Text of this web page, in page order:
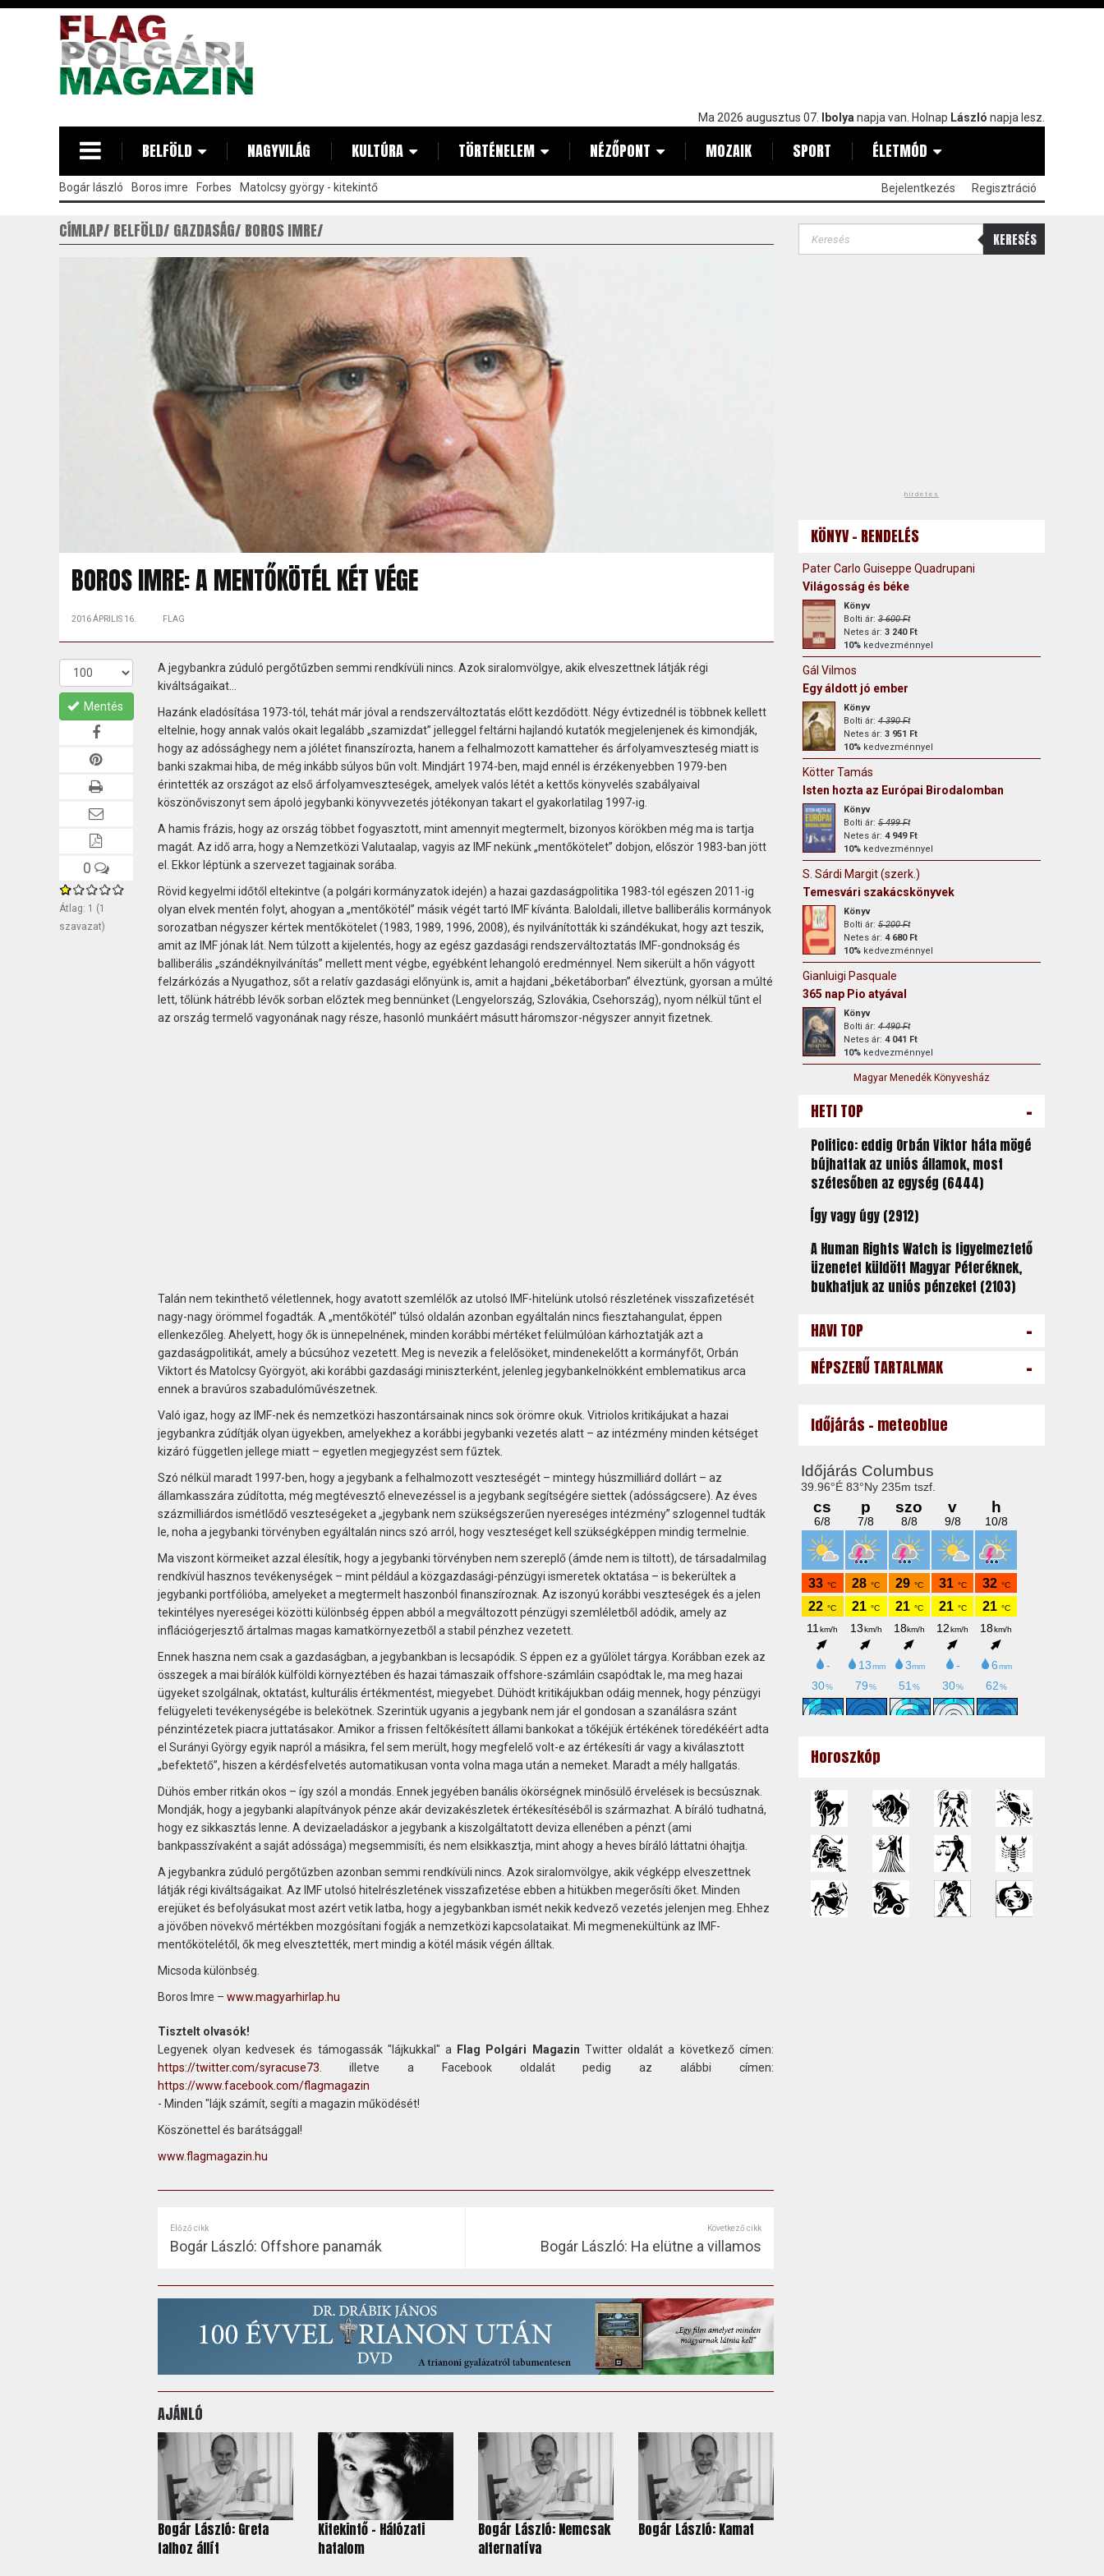
Ma 2026 augusztus 07. Ibolya napja van. Holnap László napja lesz.
BELFÖLD NAGYVILÁG KULTÚRA TÖRTÉNELEM NÉZŐPONT MOZAIK SPORT ÉLETMÓD
Bogár lászló Boros imre Forbes Matolcsy györgy - kitekintő Bejelentkezés Regisztráció
CÍMLAP BELFÖLD GAZDASÁG BOROS IMRE
BOROS IMRE: A MENTŐKÖTÉL KÉT VÉGE
2016 ÁPRILIS 16. FLAG
Mentés
0
Átlag: 1 (1
szavazat)
A jegybankra zúduló pergőtűzben semmi rendkívüli nincs. Azok siralomvölgye, akik elveszettnek látják régi
kiváltságaikat...
Hazánk eladósítása 1973-tól, tehát már jóval a rendszerváltoztatás előtt kezdődött. Négy évtizednél is többnek kellett
eltelnie, hogy annak valós okait legalább „szamizdat” jelleggel feltárni hajlandó kutatók megjelenjenek és kimondják,
hogy az adóssághegy nem a jólétet finanszírozta, hanem a felhalmozott kamatteher és árfolyamveszteség miatt is
banki szakmai hiba, de még inkább súlyos bűn volt. Mindjárt 1974-ben, majd ennél is érzékenyebben 1979-ben
érintették az országot az első árfolyamveszteségek, amelyek valós létét a kettős könyvelés szabályaival
köszönőviszonyt sem ápoló jegybanki könyvvezetés jótékonyan takart el gyakorlatilag 1997-ig.
A hamis frázis, hogy az ország többet fogyasztott, mint amennyit megtermelt, bizonyos körökben még ma is tartja
magát. Az idő arra, hogy a Nemzetközi Valutaalap, vagyis az IMF nekünk „mentőkötelet” dobjon, először 1983-ban jött
el. Ekkor léptünk a szervezet tagjainak sorába.
Rövid kegyelmi időtől eltekintve (a polgári kormányzatok idején) a hazai gazdaságpolitika 1983-tól egészen 2011-ig
olyan elvek mentén folyt, ahogyan a „mentőkötél” másik végét tartó IMF kívánta. Baloldali, illetve balliberális kormányok
sorozatban négyszer kértek mentőkötelet (1983, 1989, 1996, 2008), és nyilvánították ki szándékukat, hogy azt teszik,
amit az IMF jónak lát. Nem túlzott a kijelentés, hogy az egész gazdasági rendszerváltoztatás IMF-gondnokság és
balliberális „szándéknyilvánítás” mellett ment végbe, egyébként lehangoló eredménnyel. Nem sikerült a hőn vágyott
felzárkózás a Nyugathoz, sőt a relatív gazdasági előnyünk is, amit a hajdani „béketáborban” élveztünk, gyorsan a múlté
lett, tőlünk hátrébb lévők sorban előztek meg bennünket (Lengyelország, Szlovákia, Csehország), nyom nélkül tűnt el
az ország termelő vagyonának nagy része, hasonló munkáért másutt háromszor-négyszer annyit fizetnek.
Talán nem tekinthető véletlennek, hogy avatott szemlélők az utolsó IMF-hitelünk utolsó részletének visszafizetését
nagy-nagy örömmel fogadták. A „mentőkötél” túlsó oldalán azonban egyáltalán nincs fiesztahangulat, éppen
ellenkezőleg. Ahelyett, hogy ők is ünnepelnének, minden korábbi mértéket felülmúlóan kárhoztatják azt a
gazdaságpolitikát, amely a búcsúhoz vezetett. Meg is nevezik a felelősöket, mindenekelőtt a kormányfőt, Orbán
Viktort és Matolcsy Györgyöt, aki korábbi gazdasági miniszterként, jelenleg jegybankelnökként emblematikus arca
ennek a bravúros szabadulóművészetnek.
Való igaz, hogy az IMF-nek és nemzetközi haszontársainak nincs sok örömre okuk. Vitriolos kritikájukat a hazai
jegybankra zúdítják olyan ügyekben, amelyekhez a korábbi jegybanki vezetés alatt – az intézmény minden kétséget
kizáró független jellege miatt – egyetlen megjegyzést sem fűztek.
Szó nélkül maradt 1997-ben, hogy a jegybank a felhalmozott veszteségét – mintegy húszmilliárd dollárt – az
államkasszára zúdította, még megtévesztő elnevezéssel is a jegybank segítségére siettek (adósságcsere). Az éves
százmilliárdos ismétlődő veszteségeket a „jegybank nem szükségszerűen nyereséges intézmény” szlogennel tudták
le, noha a jegybanki törvényben egyáltalán nincs szó arról, hogy veszteséget kell szükségképpen mindig termelnie.
Ma viszont körmeiket azzal élesítik, hogy a jegybanki törvényben nem szereplő (ámde nem is tiltott), de társadalmilag
rendkívül hasznos tevékenységek – mint például a közgazdasági-pénzügyi ismeretek oktatása – is bekerültek a
jegybanki portfólióba, amelyeket a megtermelt haszonból finanszíroznak. Az iszonyú korábbi veszteségek és a jelen
tekintélyes nyereségei közötti különbség éppen abból a megváltozott pénzügyi szemléletből adódik, amely az
inflációgerjesztő ártalmas magas kamatkörnyezetből a stabil pénzhez vezetett.
Ennek haszna nem csak a gazdaságban, a jegybankban is lecsapódik. S éppen ez a gyűlölet tárgya. Korábban ezek az
összegek a mai bírálók külföldi környeztében és hazai támaszaik offshore-számláin csapódtak le, ma meg hazai
ügyeket szolgálnak, oktatást, kulturális értékmentést, miegyebet. Dühödt kritikájukban odáig mennek, hogy pénzügyi
felügyeleti tevékenységébe is belekötnek. Szerintük ugyanis a jegybank nem jár el gondosan a szanálásra szánt
pénzintézetek piacra juttatásakor. Amikor a frissen feltőkésített állami bankokat a tőkéjük értékének töredékéért adta
el Surányi György egyik napról a másikra, fel sem merült, hogy megfelelő volt-e az értékesíti ár vagy a kiválasztott
„befektető”, hiszen a kérdésfelvetés automatikusan vonta volna maga után a nemeket. Maradt a mély hallgatás.
Dühös ember ritkán okos – így szól a mondás. Ennek jegyében banális ökörségnek minősülő érvelések is becsúsznak.
Mondják, hogy a jegybanki alapítványok pénze akár devizakészletek értékesítéséből is származhat. A bíráló tudhatná,
hogy ez sikkasztás lenne. A devizaeladáskor a jegybank a kiszolgáltatott deviza ellenében a pénzt (ami
bankpasszívaként a saját adóssága) megsemmisíti, és nem elsikkasztja, mint ahogy a heves bíráló láttatni óhajtja.
A jegybankra zúduló pergőtűzben azonban semmi rendkívüli nincs. Azok siralomvölgye, akik végképp elveszettnek
látják régi kiváltságaikat. Az IMF utolsó hitelrészletének visszafizetése ebben a hitükben megerősíti őket. Minden
erejüket és befolyásukat most azért vetik latba, hogy a jegybankban ismét nekik kedvező vezetés jelenjen meg. Ehhez
a jövőben növekvő mértékben mozgósítani fogják a nemzetközi kapcsolataikat. Mi megmenekültünk az IMF-
mentőkötelétől, ők meg elvesztették, mert mindig a kötél másik végén álltak.
Micsoda különbség.
Boros Imre – www.magyarhirlap.hu
Tisztelt olvasók!
Legyenek olyan kedvesek és támogassák "lájkukkal" a
Flag Polgári Magazin Twitter oldalát a következő címen:
https://twitter.com/syracuse73 . illetve a Facebook oldalát pedig az alábbi címen:
https://www.facebook.com/flagmagazin
- Minden "lájk számít, segíti a magazin működését!
Köszönettel és barátsággal!
www.flagmagazin.hu
Előző cikk
Bogár László: Offshore panamák
Következő cikk
Bogár László: Ha elütne a villamos
AJÁNLÓ
Bogár László: Greta
falhoz állít
Kitekintő - Hálózati
hatalom
Bogár László: Nemcsak
alternatíva
Bogár László: Kamat
KERESÉS
hirdetés
KÖNYV - RENDELÉS
Pater Carlo Guiseppe Quadrupani
Világosság és béke
Könyv
Bolti ár:3 600 Ft
Netes ár: 3 240 Ft
10%kedvezménnyel
Gál Vilmos
Egy áldott jó ember
Könyv
Bolti ár:4 390 Ft
Netes ár: 3 951 Ft
10%kedvezménnyel
Kötter Tamás
Isten hozta az Európai Birodalomban
Könyv
Bolti ár:5 499 Ft
Netes ár: 4 949 Ft
10%kedvezménnyel
S. Sárdi Margit (szerk.)
Temesvári szakácskönyvek
Könyv
Bolti ár:5 200 Ft
Netes ár: 4 680 Ft
10%kedvezménnyel
Gianluigi Pasquale
365 nap Pio atyával
Könyv
Bolti ár:4 490 Ft
Netes ár: 4 041 Ft
10%kedvezménnyel
Magyar Menedék Könyvesház
HETI TOP -
Politico: eddig Orbán Viktor háta mögé
bújhattak az uniós államok, most
szétesőben az egység (6444)
Így vagy úgy (2912)
A Human Rights Watch is figyelmeztető
üzenetet küldött Magyar Péteréknek,
bukhatjuk az uniós pénzeket (2103)
HAVI TOP -
NÉPSZERŰ TARTALMAK -
Időjárás - meteoblue
Horoszkóp